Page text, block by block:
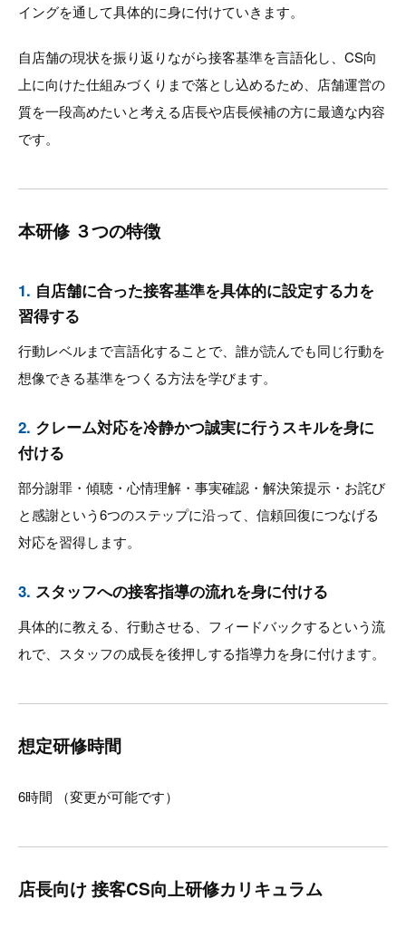
イングを通して具体的に身に付けていきます。
自店舗の現状を振り返りながら接客基準を言語化し、CS向
上に向けた仕組みづくりまで落とし込めるため、店舗運営の
質を一段高めたいと考える店長や店長候補の方に最適な内容
です。
本研修 ３つの特徴
1. 自店舗に合った接客基準を具体的に設定する力を
習得する
行動レベルまで言語化することで、誰が読んでも同じ行動を
想像できる基準をつくる方法を学びます。
2. クレーム対応を冷静かつ誠実に行うスキルを身に
付ける
部分謝罪・傾聴・心情理解・事実確認・解決策提示・お詫び
と感謝という6つのステップに沿って、信頼回復につなげる
対応を習得します。
3. スタッフへの接客指導の流れを身に付ける
具体的に教える、行動させる、フィードバックするという流
れで、スタッフの成長を後押しする指導力を身に付けます。
想定研修時間
6時間 （変更が可能です）
店長向け 接客CS向上研修カリキュラム